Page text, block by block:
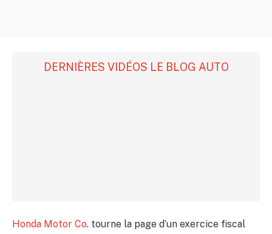
DERNIÈRES VIDÉOS LE BLOG AUTO
Honda Motor Co. tourne la page d’un exercice fiscal